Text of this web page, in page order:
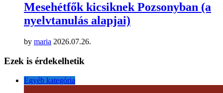
Mesehétfők kicsiknek Pozsonyban (a
nyelvtanulás alapjai)
by maria 2026.07.26.
Ezek is érdekelhetik
Egyéb kategória